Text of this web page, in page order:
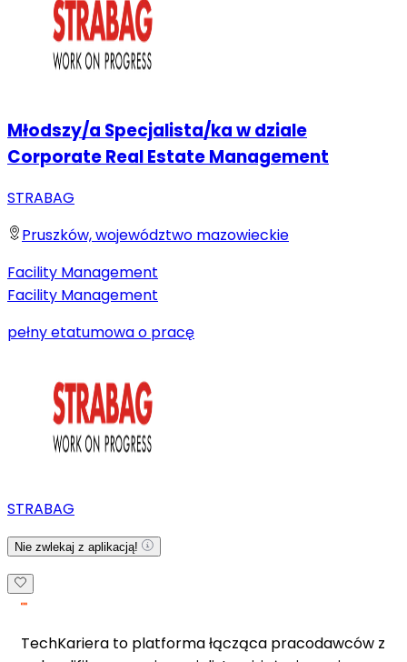
Młodszy/a Specjalista/ka w dziale
Corporate Real Estate Management
STRABAG
Pruszków, województwo mazowieckie
Facility Management
Facility Management
pełny etatumowa o pracę
STRABAG
Nie zwlekaj z aplikacją!
TechKariera to platforma łącząca pracodawców z